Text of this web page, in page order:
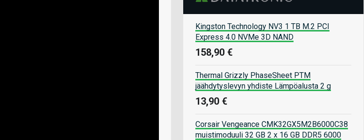
Kingston Technology NV3 1 TB M.2 PCI
Express 4.0 NVMe 3D NAND
158,90 €
Thermal Grizzly PhaseSheet PTM
jäähdytyslevyn yhdiste Lämpöalusta 2 g
13,90 €
Corsair Vengeance CMK32GX5M2B6000C38
muistimoduuli 32 GB 2 x 16 GB DDR5 6000